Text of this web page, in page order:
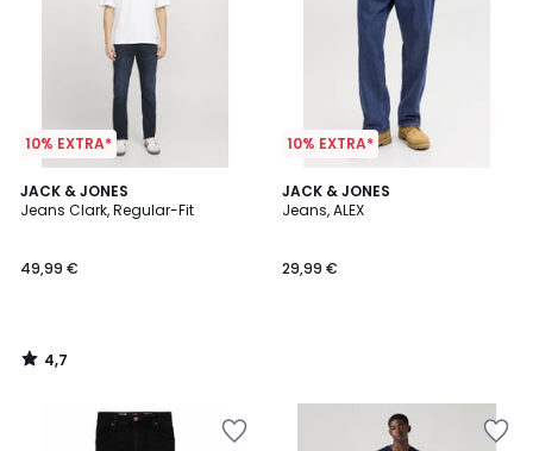
10% EXTRA*
JACK & JONES
Jeans Clark, Regular-Fit
49,99 €
4,7
/ 5
4,7
/
10% EXTRA*
JACK & JONES
Jeans, ALEX
29,99 €